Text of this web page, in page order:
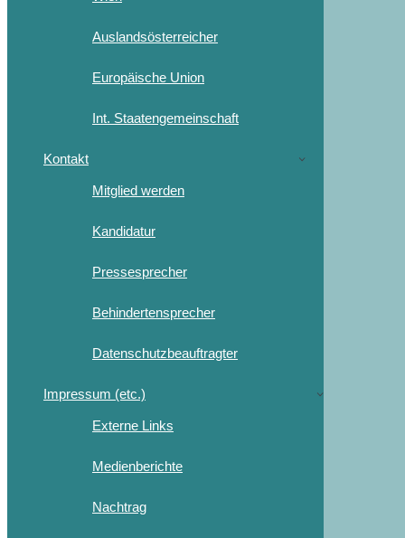
Auslandsösterreicher
Europäische Union
Int. Staatengemeinschaft
Kontakt
Mitglied werden
Kandidatur
Pressesprecher
Behindertensprecher
Datenschutzbeauftragter
Impressum (etc.)
Externe Links
Medienberichte
Nachtrag